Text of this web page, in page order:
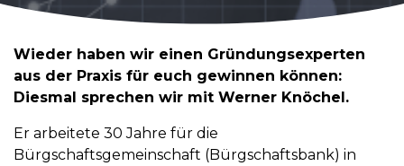
Wieder haben wir einen Gründungsexperten
aus der Praxis für euch gewinnen können:
Diesmal sprechen wir mit Werner Knöchel.
Er arbeitete 30 Jahre für die
Bürgschaftsgemeinschaft (Bürgschaftsbank) in